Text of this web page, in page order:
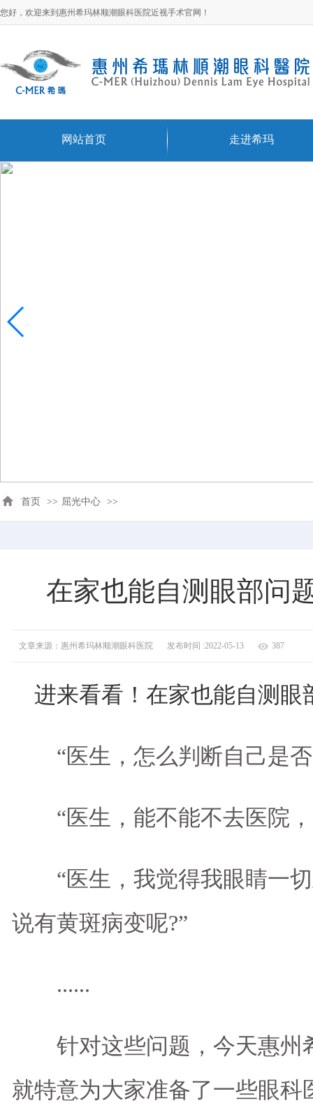
您好，欢迎来到惠州希玛林顺潮眼科医院近视手术官网！
网站首页 走进希玛
首页 >> 屈光中心 >>
在家也能自测眼部问
文章来源：惠州希玛林顺潮眼科医院 发布时间 :2022-05-13 387
进来看看！在家也能自测眼
“医生，怎么判断自己是否
“医生，能不能不去医院，
“医生，我觉得我眼睛一切
说有黄斑病变呢?”
......
针对这些问题，今天惠州
就特意为大家准备了一些眼